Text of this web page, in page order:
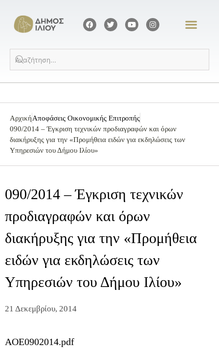
ΑρχικήΑποφάσεις Οικονομικής Επιτροπής
090/2014 – Έγκριση τεχνικών προδιαγραφών και όρων
διακήρυξης για την «Προμήθεια ειδών για εκδηλώσεις των
Υπηρεσιών του Δήμου Ιλίου»
090/2014 – Έγκριση τεχνικών
προδιαγραφών και όρων
διακήρυξης για την «Προμήθεια
ειδών για εκδηλώσεις των
Υπηρεσιών του Δήμου Ιλίου»
21 Δεκεμβρίου, 2014
AOE0902014.pdf